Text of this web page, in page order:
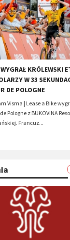
KRÓLEWSKI
W 33
DE POLOGNE
Visma | Lease a Bike
Pologne z BUKOVINA
Francuz...